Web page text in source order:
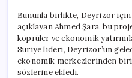
Bununla birlikte, Deyrizor
açıklayan Ahmed Şara, bu
köprüler ve ekonomik
Suriye lideri, Deyrizor’un
ekonomik merkezlerinden biri
sözlerine ekledi.